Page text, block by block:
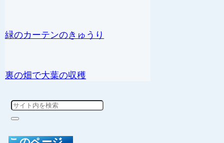
緑のカーテンのきゅうり
裏の畑で大葉の収穫